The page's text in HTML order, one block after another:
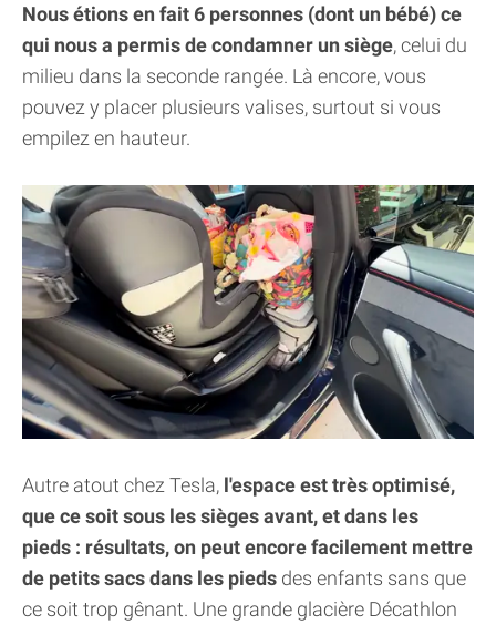
Nous étions en fait 6 personnes (dont un bébé) ce
qui nous a permis de condamner un siège, celui du
milieu dans la seconde rangée. Là encore, vous
pouvez y placer plusieurs valises, surtout si vous
empilez en hauteur.
Autre atout chez Tesla, l'espace est très optimisé,
que ce soit sous les sièges avant, et dans les
pieds : résultats, on peut encore facilement mettre
de petits sacs dans les pieds des enfants sans que
ce soit trop gênant. Une grande glacière Décathlon